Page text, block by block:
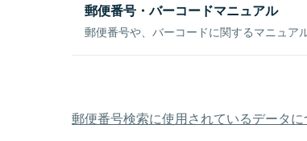
郵便番号・バーコードマニュアル
郵便番号や、バーコードに関するマニュア
郵便番号検索に使用されているデータに